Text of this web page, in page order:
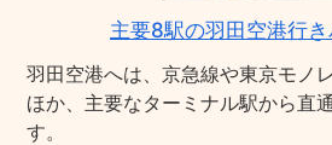
主要8駅の羽田空港行
羽田空港へは、京急線や東京モノ
ほか、主要なターミナル駅から直
す。